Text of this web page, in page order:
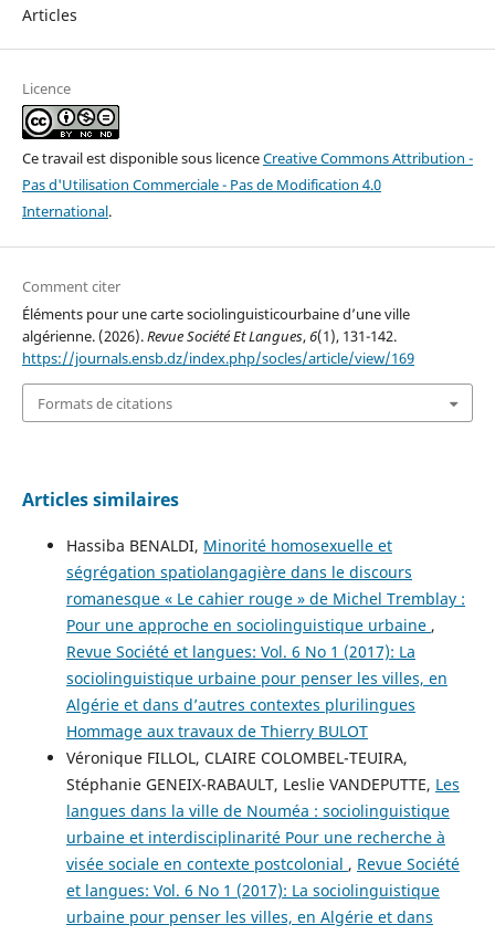
Articles
Licence
Ce travail est disponible sous licenceCreative Commons Attribution -
Pas d'Utilisation Commerciale - Pas de Modification 4.0
International.
Comment citer
Éléments pour une carte sociolinguisticourbaine d’une ville
algérienne. (2026).Revue Société Et Langues,6(1), 131-142.
https://journals.ensb.dz/index.php/socles/article/view/169
Formats de citations
Articles similaires
Hassiba BENALDI, Minorité homosexuelle et
ségrégation spatiolangagière dans le discours
romanesque « Le cahier rouge » de Michel Tremblay :
Pour une approche en sociolinguistique urbaine ,
Revue Société et langues: Vol. 6 No 1 (2017): La
sociolinguistique urbaine pour penser les villes, en
Algérie et dans d’autres contextes plurilingues
Hommage aux travaux de Thierry BULOT
Véronique FILLOL, CLAIRE COLOMBEL-TEUIRA,
Stéphanie GENEIX-RABAULT, Leslie VANDEPUTTE, Les
langues dans la ville de Nouméa : sociolinguistique
urbaine et interdisciplinarité Pour une recherche à
visée sociale en contexte postcolonial , Revue Société
et langues: Vol. 6 No 1 (2017): La sociolinguistique
urbaine pour penser les villes, en Algérie et dans